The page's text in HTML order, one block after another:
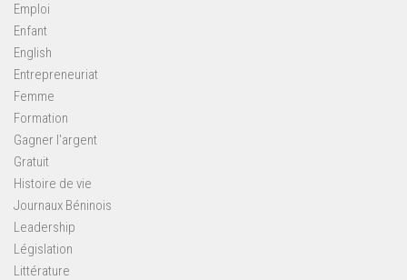
Emploi
Enfant
English
Entrepreneuriat
Femme
Formation
Gagner l'argent
Gratuit
Histoire de vie
Journaux Béninois
Leadership
Législation
Littérature